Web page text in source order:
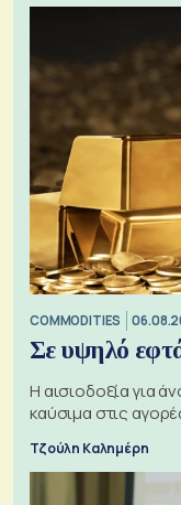
COMMODITIES
Σε υψηλό
Η αισιοδοξία για
καύσιμα στις
Τζούλη Καλημέρη